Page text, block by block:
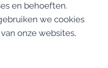
en behoeften.
we cookies
onze websites,